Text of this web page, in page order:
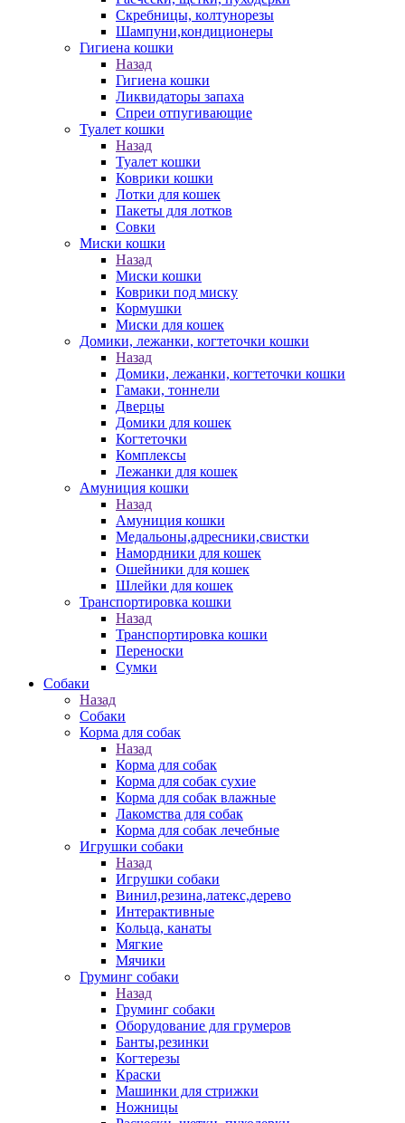
Скребницы, колтунорезы
Шампуни,кондиционеры
Гигиена кошки
Назад
Гигиена кошки
Ликвидаторы запаха
Спреи отпугивающие
Туалет кошки
Назад
Туалет кошки
Коврики кошки
Лотки для кошек
Пакеты для лотков
Совки
Миски кошки
Назад
Миски кошки
Коврики под миску
Кормушки
Миски для кошек
Домики, лежанки, когтеточки кошки
Назад
Домики, лежанки, когтеточки кошки
Гамаки, тоннели
Дверцы
Домики для кошек
Когтеточки
Комплексы
Лежанки для кошек
Амуниция кошки
Назад
Амуниция кошки
Медальоны,адресники,свистки
Намордники для кошек
Ошейники для кошек
Шлейки для кошек
Транспортировка кошки
Назад
Транспортировка кошки
Переноски
Сумки
Собаки
Назад
Собаки
Корма для собак
Назад
Корма для собак
Корма для собак сухие
Корма для собак влажные
Лакомства для собак
Корма для собак лечебные
Игрушки собаки
Назад
Игрушки собаки
Винил,резина,латекс,дерево
Интерактивные
Кольца, канаты
Мягкие
Мячики
Груминг собаки
Назад
Груминг собаки
Оборудование для грумеров
Банты,резинки
Когтерезы
Краски
Машинки для стрижки
Ножницы